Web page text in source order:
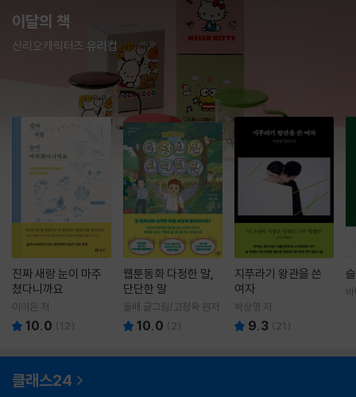
이달의 책
산리오캐릭터즈 유리컵
진짜 새랑 눈이 마주
쳤다니까요
이이은 저
10.0 (12)
웹툰동화 다정한 말,
단단한 말
돌배 글그림/고정욱 원저
10.0 ( 2)
지푸라기 왕관을 쓴
여자
박상영 저
9.3 ( 21 )
클래스24